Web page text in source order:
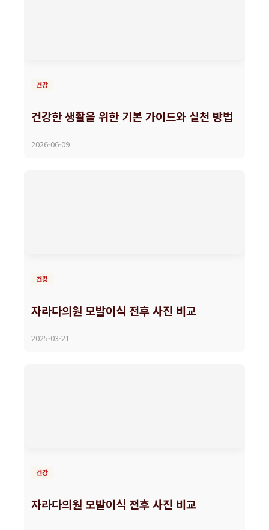
건강
건강한 생활을 위한 기본 가이드와 실천 방법
2026-06-09
건강
자라다의원 모발이식 전후 사진 비교
2025-03-21
건강
자라다의원 모발이식 전후 사진 비교